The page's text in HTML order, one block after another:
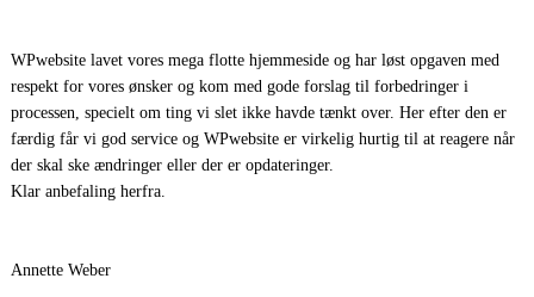
WPwebsite lavet vores mega flotte hjemmeside og har løst opgaven med
respekt for vores ønsker og kom med gode forslag til forbedringer i
processen, specielt om ting vi slet ikke havde tænkt over. Her efter den er
færdig får vi god service og WPwebsite er virkelig hurtig til at reagere når
der skal ske ændringer eller der er opdateringer.
Klar anbefaling herfra.
Annette Weber